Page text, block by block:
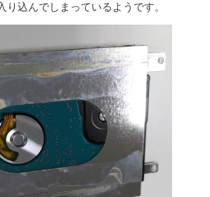
り込んでしまっているようです。